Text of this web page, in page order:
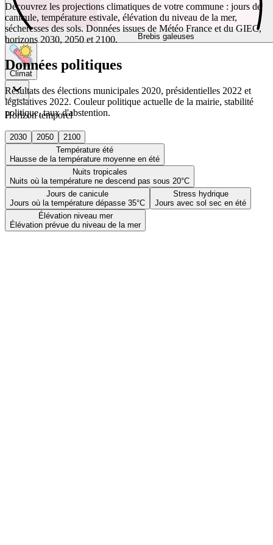
Brebis galeuses
Climat
Horizon temporel
2030 2050
2100
Température été
Hausse de la température moyenne en été
Nuits tropicales
Nuits où la température ne descend pas sous 20°C
Jours de canicule
Jours où la température dépasse 35°C
Stress hydrique
Jours avec sol sec en été
Élévation niveau mer
Élévation prévue du niveau de la mer
Découvrez les projections climatiques de votre commune : jours de
canicule, température estivale, élévation du niveau de la mer,
sécheresses des sols. Données issues de Météo France et du GIEC,
horizons 2030, 2050 et 2100.
Données politiques
Résultats des élections municipales 2020, présidentielles 2022 et
législatives 2022. Couleur politique actuelle de la mairie, stabilité
politique, taux d'abstention.